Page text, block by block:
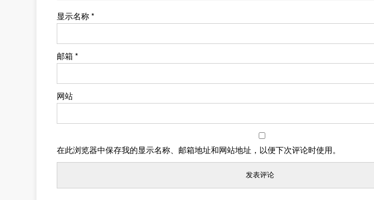
显示名称*
邮箱 *
网站
在此浏览器中保存我的显示名称、邮箱地址和网站地址，以便下次评论时使用。